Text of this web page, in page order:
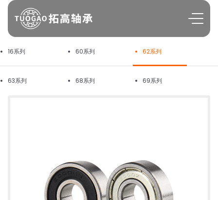
16系列 60系列 62系列
63系列 68系列 69系列